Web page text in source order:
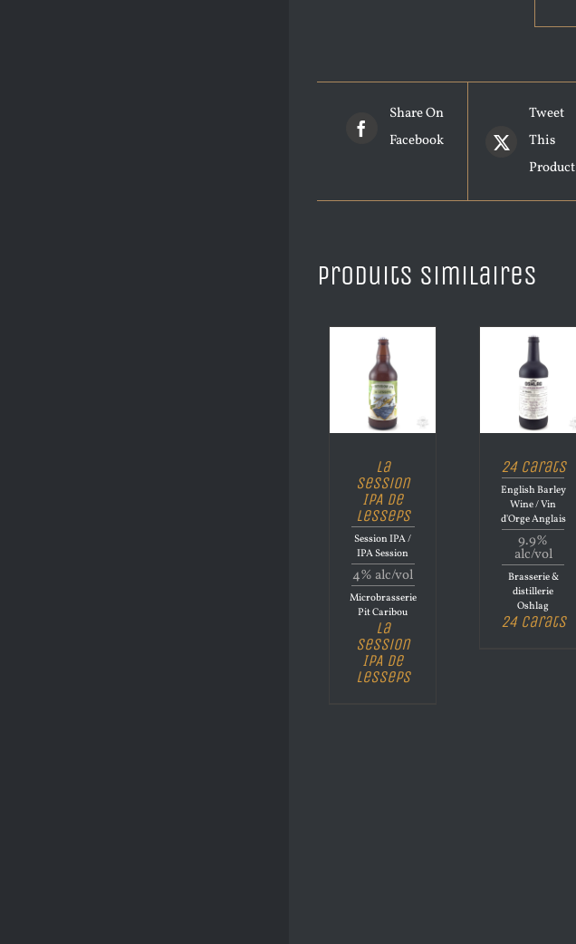
Share On
Facebook
Tweet
This
Product
Produits similaires
La
Session
IPA de
Lesseps
Session IPA /
IPA Session
4% alc/vol
Microbrasserie
Pit Caribou
La
Session
IPA de
Lesseps
24 Carats
English Barley
Wine / Vin
d'Orge Anglais
9.9%
alc/vol
Brasserie &
distillerie
Oshlag
24 Carats